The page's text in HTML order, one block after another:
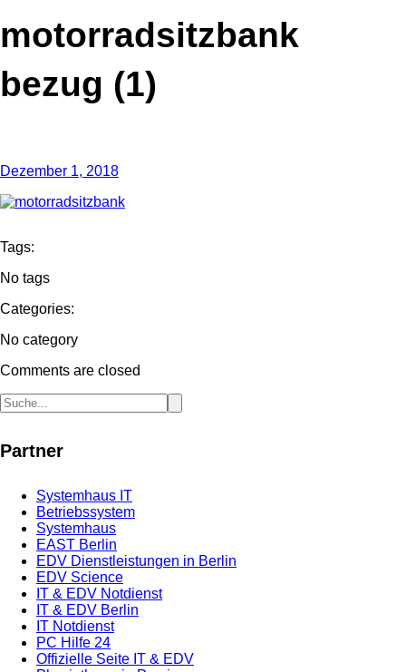
motorradsitzbank
bezug (1)
Dezember 1, 2018
Tags:
No tags
Categories:
No category
Comments are closed
Partner
Systemhaus IT
Betriebssystem
Systemhaus
EAST Berlin
EDV Dienstleistungen in Berlin
EDV Science
IT & EDV Notdienst
IT & EDV Berlin
IT Notdienst
PC Hilfe 24
Offizielle Seite IT & EDV